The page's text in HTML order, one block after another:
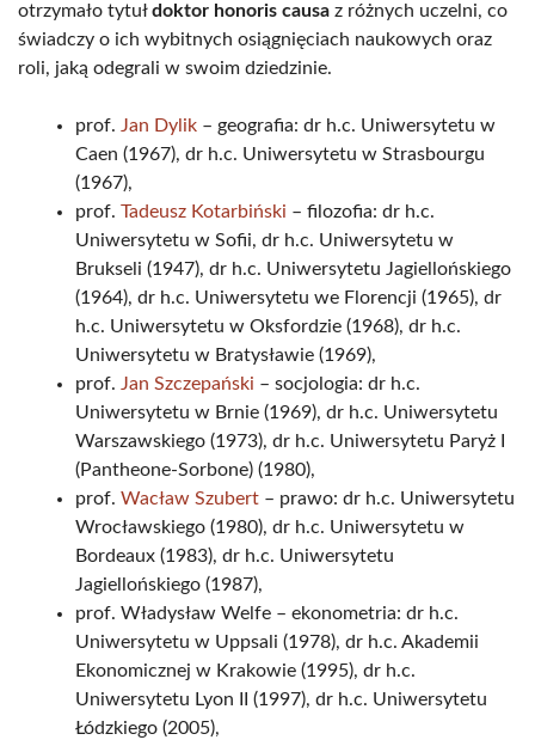
otrzymało tytułdoktor honoris causa z różnych uczelni, co
świadczy o ich wybitnych osiągnięciach naukowych oraz
roli, jaką odegrali w swoim dziedzinie.
prof. Jan Dylik – geografia: dr h.c. Uniwersytetu w
Caen (1967), dr h.c. Uniwersytetu w Strasbourgu
(1967),
prof. Tadeusz Kotarbiński – filozofia: dr h.c.
Uniwersytetu w Sofii, dr h.c. Uniwersytetu w
Brukseli (1947), dr h.c. Uniwersytetu Jagiellońskiego
(1964), dr h.c. Uniwersytetu we Florencji (1965), dr
h.c. Uniwersytetu w Oksfordzie (1968), dr h.c.
Uniwersytetu w Bratysławie (1969),
prof. Jan Szczepański – socjologia: dr h.c.
Uniwersytetu w Brnie (1969), dr h.c. Uniwersytetu
Warszawskiego (1973), dr h.c. Uniwersytetu Paryż I
(Pantheone-Sorbone) (1980),
prof. Wacław Szubert – prawo: dr h.c. Uniwersytetu
Wrocławskiego (1980), dr h.c. Uniwersytetu w
Bordeaux (1983), dr h.c. Uniwersytetu
Jagiellońskiego (1987),
prof. Władysław Welfe – ekonometria: dr h.c.
Uniwersytetu w Uppsali (1978), dr h.c. Akademii
Ekonomicznej w Krakowie (1995), dr h.c.
Uniwersytetu Lyon II (1997), dr h.c. Uniwersytetu
Łódzkiego (2005),